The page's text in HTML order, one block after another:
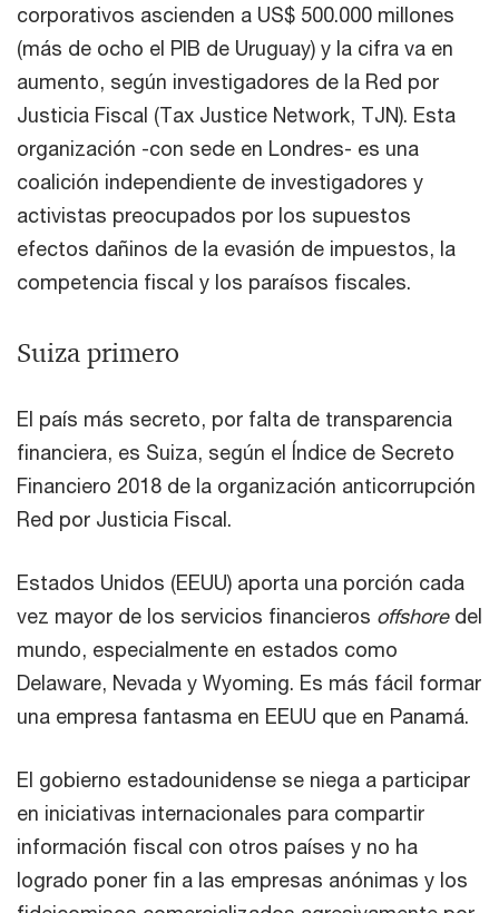
corporativos ascienden a US$ 500.000 millones
(más de ocho el PIB de Uruguay) y la cifra va en
aumento, según investigadores de la Red por
Justicia Fiscal (Tax Justice Network, TJN). Esta
organización -con sede en Londres- es una
coalición independiente de investigadores y
activistas preocupados por los supuestos
efectos dañinos de la evasión de impuestos, la
competencia fiscal y los paraísos fiscales.
Suiza primero
El país más secreto, por falta de transparencia
financiera, es Suiza, según el Índice de Secreto
Financiero 2018 de la organización anticorrupción
Red por Justicia Fiscal.
Estados Unidos (EEUU) aporta una porción cada
vez mayor de los servicios financieros offshoredel
mundo, especialmente en estados como
Delaware, Nevada y Wyoming. Es más fácil formar
una empresa fantasma en EEUU que en Panamá.
El gobierno estadounidense se niega a participar
en iniciativas internacionales para compartir
información fiscal con otros países y no ha
logrado poner fin a las empresas anónimas y los